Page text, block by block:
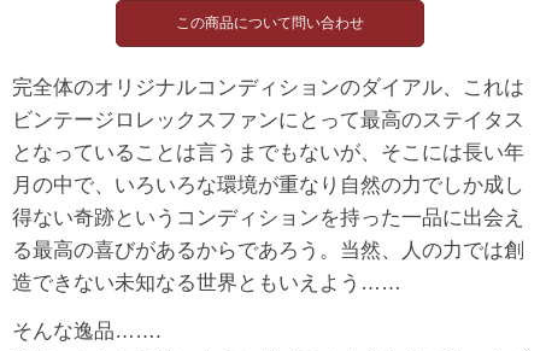
完全体のオリジナルコンディションのダイアル、これは
ビンテージロレックスファンにとって最高のステイタス
となっていることは言うまでもないが、そこには長い年
月の中で、いろいろな環境が重なり自然の力でしか成し
得ない奇跡というコンディションを持った一品に出会え
る最高の喜びがあるからであろう。当然、人の力では創
造できない未知なる世界ともいえよう……
そんな逸品…….